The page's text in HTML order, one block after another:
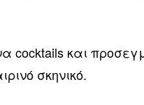
και
σκηνικό.